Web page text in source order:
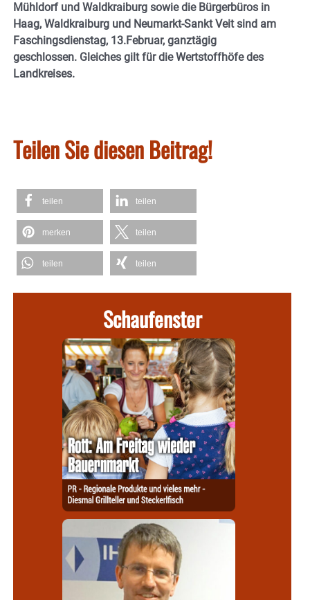
Mühldorf und Waldkraiburg sowie die Bürgerbüros in
Haag, Waldkraiburg und Neumarkt-Sankt Veit sind am
Faschingsdienstag, 13.Februar, ganztägig
geschlossen. Gleiches gilt für die Wertstoffhöfe des
Landkreises.
Teilen Sie diesen Beitrag!
teilen teilen
merken teilen
teilen teilen
Schaufenster